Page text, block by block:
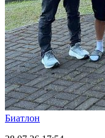
Биатлон